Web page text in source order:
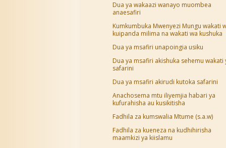
Dua ya wakaazi wanayo muombea
anaesafiri
Kumkumbuka Mwenyezi Mungu wakati
kuipanda milima na wakati wa kushuka
Dua ya msafiri unapoingia usiku
Dua ya msafiri akishuka sehemu wakati
safarini
Dua ya msafiri akirudi kutoka safarini
Anachosema mtu iliyemjia habari ya
kufurahisha au kusikitisha
Fadhila za kumswalia Mtume (s.a.w)
Fadhila za kueneza na kudhihirisha
maamkizi ya kiislamu